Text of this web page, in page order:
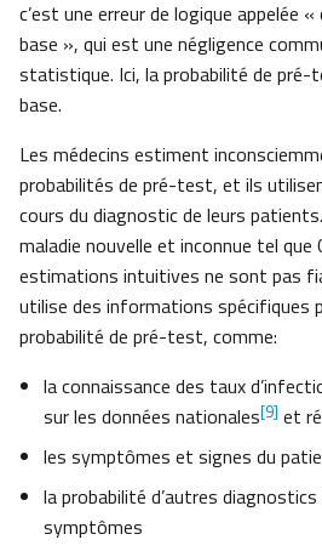
c’est une erreur de logique appelée
base », qui est une négligence
statistique. Ici, la probabilité de
base.
Les médecins estiment
probabilités de pré-test, et ils
cours du diagnostic de leurs
maladie nouvelle et inconnue tel que
estimations intuitives ne sont pas
utilise des informations spécifiques
probabilité de pré-test, comme:
la connaissance des taux
sur les données nationales[9] et
les symptômes et signes du
la probabilité d’autres
symptômes